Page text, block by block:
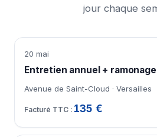
jour chaque
20 mai
Entretien annuel +
Avenue de Saint-Cloud · Versailles
135 €